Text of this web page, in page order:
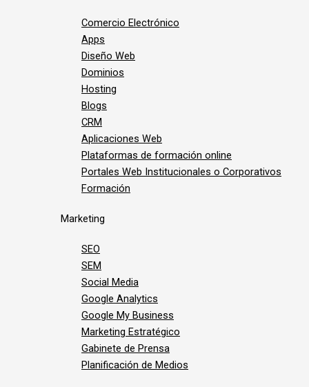
Comercio Electrónico
Apps
Diseño Web
Dominios
Hosting
Blogs
CRM
Aplicaciones Web
Plataformas de formación online
Portales Web Institucionales o Corporativos
Formación
Marketing
SEO
SEM
Social Media
Google Analytics
Google My Business
Marketing Estratégico
Gabinete de Prensa
Planificación de Medios